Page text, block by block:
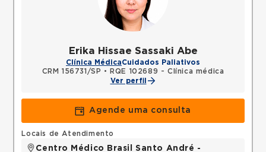
Erika Hissae Sassaki Abe
Clínica MédicaCuidados Paliativos
CRM 156731/SP •
RQE 102689 - Clínica médica
Ver perfil
Agende uma consulta
Locais de Atendimento
Centro Médico Brasil Santo André -